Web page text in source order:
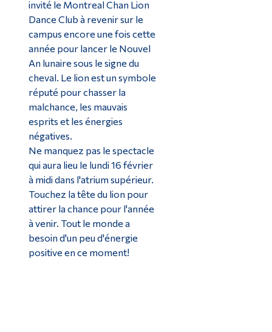
invité le Montreal Chan Lion
Dance Club à revenir sur le
campus encore une fois cette
année pour lancer le Nouvel
An lunaire sous le signe du
cheval. Le lion est un symbole
réputé pour chasser la
malchance, les mauvais
esprits et les énergies
négatives.
Ne manquez pas le spectacle
qui aura lieu le lundi 16 février
à midi dans l'atrium supérieur.
Touchez la tête du lion pour
attirer la chance pour l'année
à venir. Tout le monde a
besoin d'un peu d'énergie
positive en ce moment!